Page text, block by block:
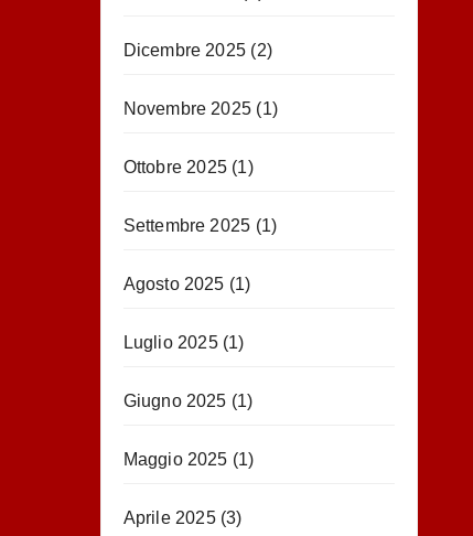
Dicembre 2025 (2)
Novembre 2025 (1)
Ottobre 2025(1)
Settembre 2025 (1)
Agosto 2025 (1)
Luglio 2025(1)
Giugno 2025 (1)
Maggio 2025 (1)
Aprile 2025(3)